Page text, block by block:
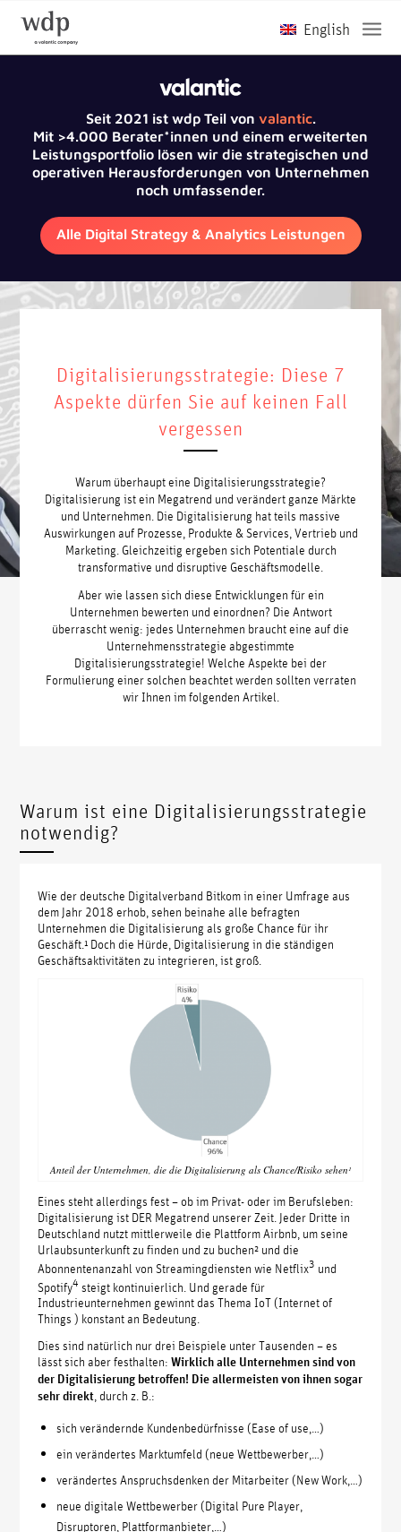
Seit 2021 ist wdp Teil von valantic.
Mit >4.000 Berater*innen und einem erweiterten
Leistungsportfolio lösen wir die strategischen und
operativen Herausforderungen von Unternehmen
noch umfassender.
Alle Digital Strategy & Analytics Leistungen
Digitalisierungsstrategie: Diese 7
Aspekte dürfen Sie auf keinen Fall
vergessen
Warum überhaupt eine Digitalisierungsstrategie?
Digitalisierung ist ein Megatrend und verändert ganze Märkte
und Unternehmen. Die Digitalisierung hat teils massive
Auswirkungen auf Prozesse, Produkte & Services, Vertrieb und
Marketing. Gleichzeitig ergeben sich Potentiale durch
transformative und disruptive Geschäftsmodelle.
Aber wie lassen sich diese Entwicklungen für ein
Unternehmen bewerten und einordnen? Die Antwort
überrascht wenig: jedes Unternehmen braucht eine auf die
Unternehmensstrategie abgestimmte
Digitalisierungsstrategie! Welche Aspekte bei der
Formulierung einer solchen beachtet werden sollten verraten
wir Ihnen im folgenden Artikel.
Warum ist eine Digitalisierungsstrategie
notwendig?
Wie der deutsche Digitalverband Bitkom in einer Umfrage aus
dem Jahr 2018 erhob, sehen beinahe alle befragten
Unternehmen die Digitalisierung als große Chance für ihr
Geschäft.¹ Doch die Hürde, Digitalisierung in die ständigen
Geschäftsaktivitäten zu integrieren, ist groß.
Anteil der Unternehmen, die die Digitalisierung als Chance/Risiko sehen¹
Eines steht allerdings fest – ob im Privat- oder im Berufsleben:
Digitalisierung ist DER Megatrend unserer Zeit. Jeder Dritte in
Deutschland nutzt mittlerweile die Plattform Airbnb, um seine
Urlaubsunterkunft zu finden und zu buchen² und die
Abonnentenanzahl von Streamingdiensten wie Netflix3 und
Spotify4 steigt kontinuierlich. Und gerade für
Industrieunternehmen gewinnt das Thema IoT (Internet of
Things ) konstant an Bedeutung.
Dies sind natürlich nur drei Beispiele unter Tausenden – es
lässt sich aber festhalten:Wirklich alle Unternehmen sind von
der Digitalisierung betroffen! Die allermeisten von ihnen sogar
sehr direkt , durch z. B.:
sich verändernde Kundenbedürfnisse (Ease of use,…)
ein verändertes Marktumfeld (neue Wettbewerber,…)
verändertes Anspruchsdenken der Mitarbeiter (New Work,…)
neue digitale Wettbewerber (Digital Pure Player,
Disruptoren, Plattformanbieter,…)